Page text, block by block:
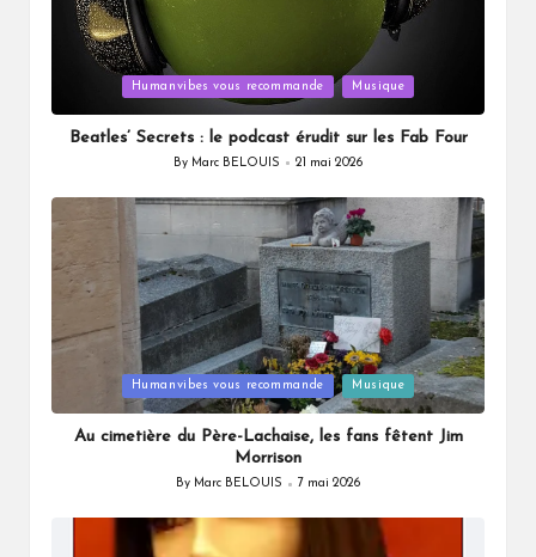
in
Humanvibes vous recommande Musique
Beatles’ Secrets : le podcast érudit sur les Fab Four
Posted
By Marc BELOUIS 21 mai 2026
in
Humanvibes vous recommande Musique
Au cimetière du Père-Lachaise, les fans fêtent Jim
Morrison
Posted
By Marc BELOUIS 7 mai 2026